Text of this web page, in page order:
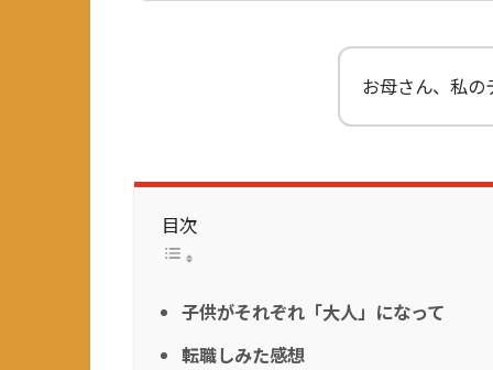
お母さん、私
目次
子供がそれぞれ「大人」になって
転職しみた感想